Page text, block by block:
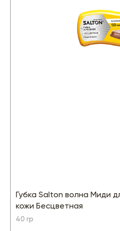
Губка Salton волна Миди
кожи Бесцветная
40 гр